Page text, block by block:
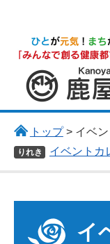
鹿
トップ> イベン
りれき イベントカ
イ